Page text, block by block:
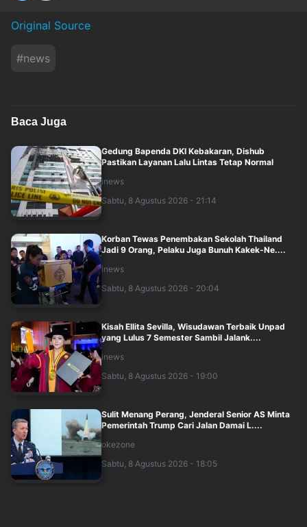
Original Source
#news
Baca Juga
Gedung Bapenda DKI Kebakaran, Dishub
Pastikan Layanan Lalu Lintas Tetap Normal
inews
Sabtu, 8 Agustus 2026 - 21:14
Korban Tewas Penembakan Sekolah Thailand
Jadi 9 Orang, Pelaku Juga Bunuh Kakek-Ne....
inews
Sabtu, 8 Agustus 2026 - 20:04
Kisah Ellita Sevilla, Wisudawan Terbaik Unpad
yang Lulus 7 Semester Sambil Jalank....
inews
Sabtu, 8 Agustus 2026 - 19:00
Sulit Menang Perang, Jenderal Senior AS Minta
Pemerintah Trump Cari Jalan Damai L....
okezone
Sabtu, 8 Agustus 2026 - 18:05